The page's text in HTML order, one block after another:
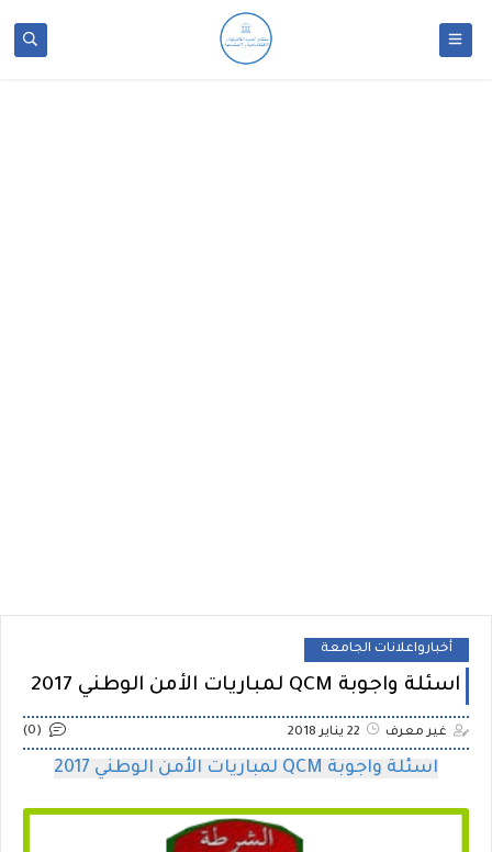
أخبارواعلانات الجامعة
اسئلة واجوبة QCM لمباريات الأمن الوطني 2017
غير معرف 22 يناير 2018 (0)
اسئلة واجوبة QCM لمباريات الأمن الوطني 2017